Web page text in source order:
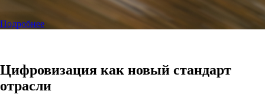
Подробнее
Цифровизация как новый стандарт
отрасли